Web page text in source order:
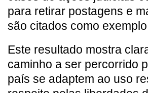
para retirar postagens e
são citados como
Este resultado mostra
caminho a ser percorrido
país se adaptem ao uso